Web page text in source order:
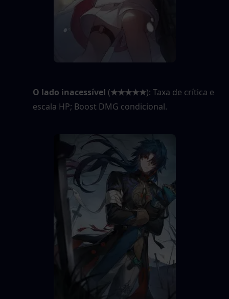
O lado inacessível (★★★★★): Taxa de crítica e
escala HP; Boost DMG condicional.